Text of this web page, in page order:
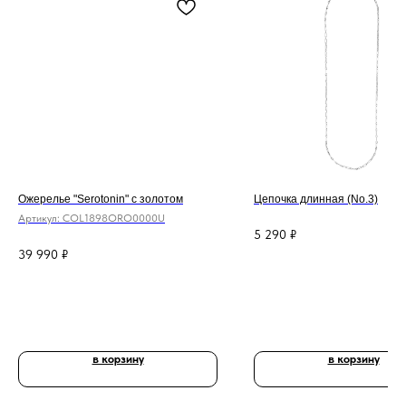
Ожерелье "Serotonin" с золотом
Артикул: COL1898ORO0000U
39 990 ₽
в корзину
Цепочка длинная (No.3)
5 290 ₽
в корзину